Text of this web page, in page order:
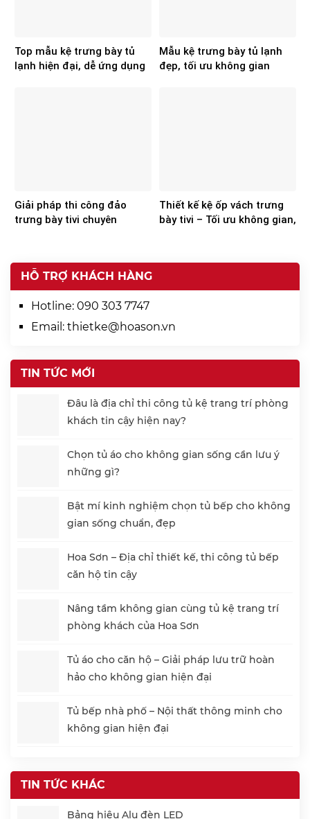
Top mẫu kệ trưng bày tủ
lạnh hiện đại, dễ ứng dụng
Mẫu kệ trưng bày tủ lạnh
đẹp, tối ưu không gian
Giải pháp thi công đảo
trưng bày tivi chuyên
Thiết kế kệ ốp vách trưng
bày tivi – Tối ưu không gian,
HỖ TRỢ KHÁCH HÀNG
Hotline: 090 303 7747
Email: thietke@hoason.vn
TIN TỨC MỚI
Đâu là địa chỉ thi công tủ kệ trang trí phòng
khách tin cậy hiện nay?
Chọn tủ áo cho không gian sống cần lưu ý
những gì?
Bật mí kinh nghiệm chọn tủ bếp cho không
gian sống chuẩn, đẹp
Hoa Sơn – Địa chỉ thiết kế, thi công tủ bếp
căn hộ tin cậy
Nâng tầm không gian cùng tủ kệ trang trí
phòng khách của Hoa Sơn
Tủ áo cho căn hộ – Giải pháp lưu trữ hoàn
hảo cho không gian hiện đại
Tủ bếp nhà phố – Nội thất thông minh cho
không gian hiện đại
TIN TỨC KHÁC
Bảng hiệu Alu đèn LED